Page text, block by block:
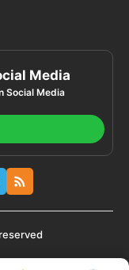
Media
Social Media